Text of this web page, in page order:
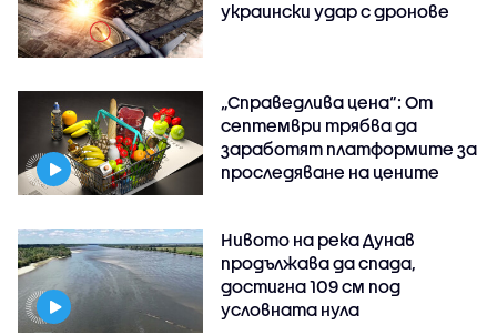
украински удар с дронове
„Справедлива цена“: От
септември трябва да
заработят платформите за
проследяване на цените
Нивото на река Дунав
продължава да спада,
достигна 109 см под
условната нула